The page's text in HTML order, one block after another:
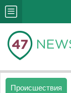
Происшествия